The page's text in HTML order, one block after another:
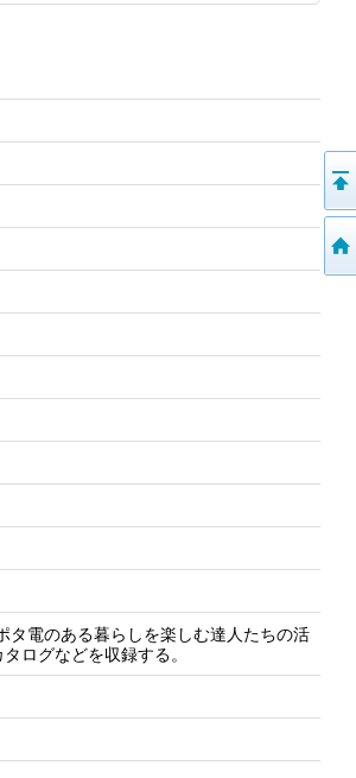
タ電のある暮らしを楽しむ達人たちの活
ログなどを収録する。